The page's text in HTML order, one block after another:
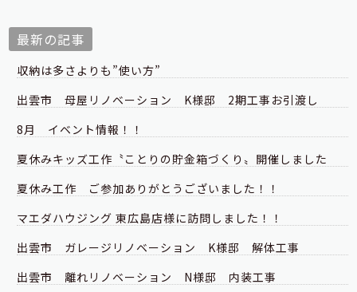
最新の記事
収納は多さよりも”使い方”
出雲市 母屋リノベーション K様邸 2期工事お引渡し
8月 イベント情報！！
夏休みキッズ工作〝ことりの貯金箱づくり〟開催しました
夏休み工作 ご参加ありがとうございました！！
マエダハウジング 東広島店様に訪問しました！！
出雲市 ガレージリノベーション K様邸 解体工事
出雲市 離れリノベーション N様邸 内装工事